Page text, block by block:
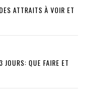
ATTRAITS À VOIR ET
QUE FAIRE ET